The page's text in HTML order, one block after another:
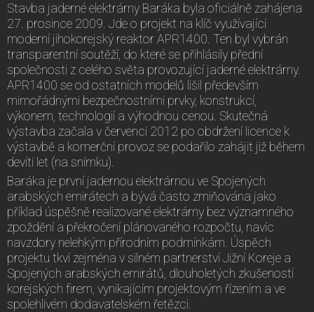
Stavba jaderné elektrárny Baráka byla oficiálně zahájena
27. prosince 2009. Jde o projekt na klíč využívající
moderní jihokorejský reaktor APR1400. Ten byl vybrán
transparentní soutěží, do které se přihlásily přední
společnosti z celého světa provozující jaderné elektrárny.
APR1400 se od ostatních modelů lišil především
mimořádnými bezpečnostními prvky, konstrukcí,
výkonem, technologií a výhodnou cenou. Skutečná
výstavba začala v červenci 2012 po obdržení licence k
výstavbě a komerční provoz se podařilo zahájit již během
devíti let (na snímku).
Baráka je první jadernou elektrárnou ve Spojených
arabských emirátech a bývá často zmiňována jako
příklad úspěšně realizované elektrárny bez významného
zpoždění a překročení plánovaného rozpočtu, navíc
navzdory nelehkým přírodním podmínkám. Úspěch
projektu tkví zejména v silném partnerství Jižní Koreje a
Spojených arabských emirátů, dlouholetých zkušeností
korejských firem, vynikajícím projektovým řízením a ve
spolehlivém dodavatelském řetězci.